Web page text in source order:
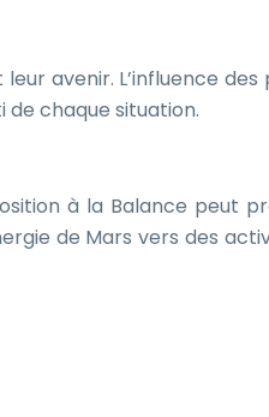
avenir. L’influence
chaque situation.
à la Balance peut
de Mars vers des